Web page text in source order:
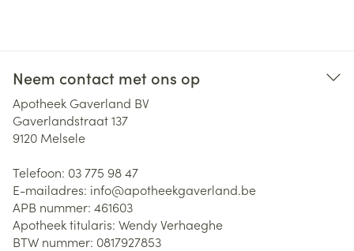
Neem contact met ons op
Apotheek Gaverland BV
Gaverlandstraat 137
9120 Melsele
Telefoon: 03 775 98 47
E-mailadres: info@apotheekgaverland.be
APB nummer: 461603
Apotheek titularis: Wendy Verhaeghe
BTW nummer: 0817927853